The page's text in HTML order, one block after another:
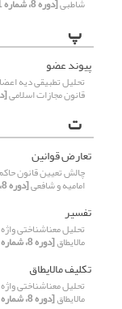
شاطبی[دوره 8، شماره 1، 1404]
پ
پیوند عضو
قانون مجازات اسلامی[دوره
ت
تعارض قوانین
چالش تعیین قانون
امامیه و شافعی[دوره 8، شماره 1، 1404، صفحه 126-111]
تفسیر
تحلیل معناشناختی
مالایطاق[دوره 8، شماره 1، 1404، صفحه 19-1]
تکلیف مالایطاق
تحلیل معناشناختی
مالایطاق[دوره 8، شماره 1، 1404، صفحه 19-1]